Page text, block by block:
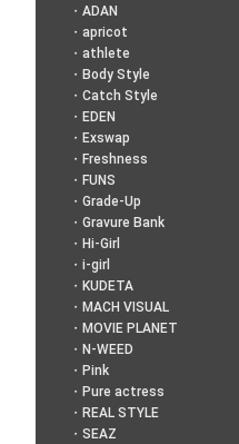
ADAN
apricot
athlete
Body Style
Catch Style
EDEN
Exswap
Freshness
FUNS
Grade-Up
Gravure Bank
Hi-Girl
i-girl
KUDETA
MACH VISUAL
MOVIE PLANET
N-WEED
Pink
Pure actress
REAL STYLE
SEAZ